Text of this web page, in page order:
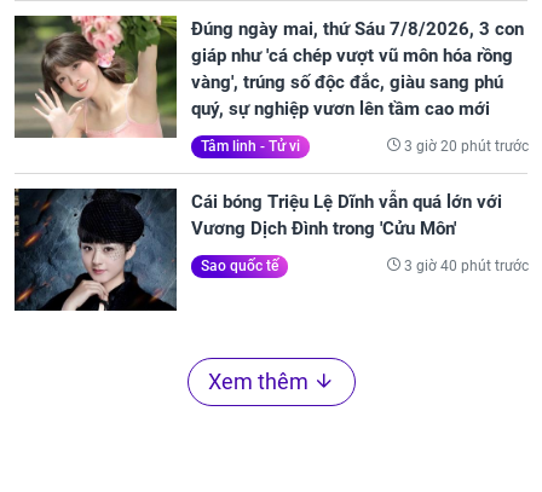
Đúng ngày mai, thứ Sáu 7/8/2026, 3 con
giáp như 'cá chép vượt vũ môn hóa rồng
vàng', trúng số độc đắc, giàu sang phú
quý, sự nghiệp vươn lên tầm cao mới
Tâm linh - Tử vi 3 giờ 20 phút trước
Cái bóng Triệu Lệ Dĩnh vẫn quá lớn với
Vương Dịch Đình trong 'Cửu Môn'
Sao quốc tế 3 giờ 40 phút trước
Xem thêm